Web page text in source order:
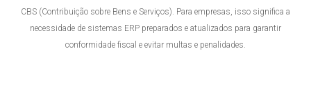
CBS (Contribuição sobre Bens e Serviços). Para empresas, isso significa a
necessidade de sistemas ERP preparados e atualizados para garantir
conformidade fiscal e evitar multas e penalidades.